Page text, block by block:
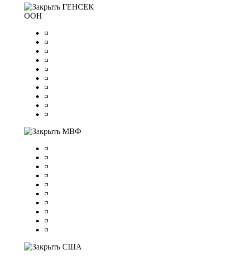
ГЕНСЕК
ООН
¤
¤
¤
¤
¤
¤
¤
¤
¤
¤
МВФ
¤
¤
¤
¤
¤
¤
¤
¤
¤
¤
США